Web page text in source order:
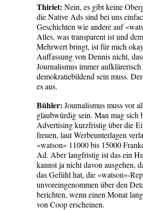
Thiriet: Nein, es gibt keine
die Native Ads sind bei uns
Geschichten wie andere auf
Alles, was transparent ist und
Mehrwert bringt, ist für mich
Auffassung von Dennis nicht,
Journalismus immer aufklärerisch
demokratiebildend sein muss.
es aus.
Bühler: Journalismus muss vor
glaubwürdig sein. Man mag sich
Advertising kurzfristig über die
freuen, laut Werbeunterlagen
«watson» 11000 bis 15000
Ad. Aber langfristig ist das ein
kannst ja nicht davon ausgehen,
das Gefühl hat, die «watson»-
unvoreingenommen über den
berichten, wenn einen Monat
von Coop erscheinen.